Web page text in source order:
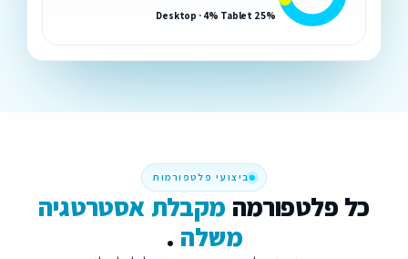
25% Desktop · 4% Tablet
ביצועי פלטפורמות
כל פלטפורמה מקבלתאסטרטגיה
משלה .